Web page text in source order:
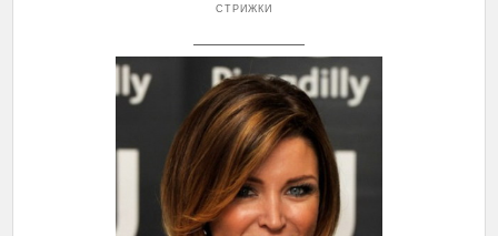
СТРИЖКИ